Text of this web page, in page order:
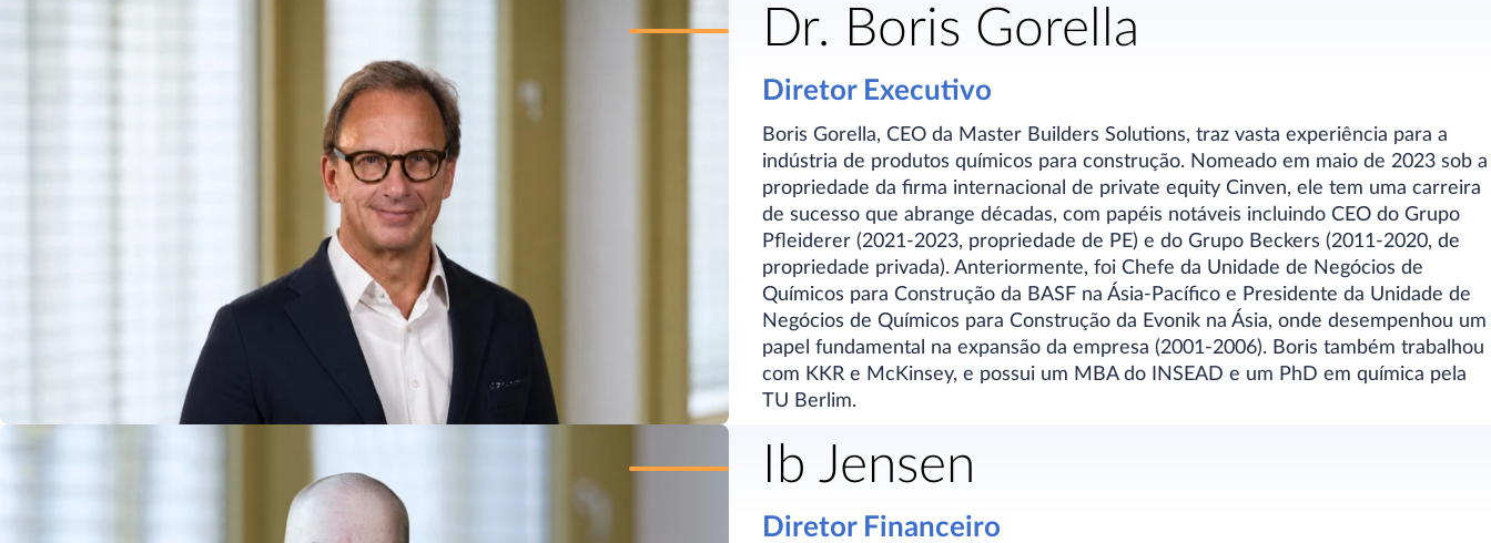
Dr. Boris Gorella
Diretor Executivo
Boris Gorella, CEO da Master Builders Solutions, traz vasta experiência para a
indústria de produtos químicos para construção. Nomeado em maio de 2023 sob a
propriedade da firma internacional de private equity Cinven, ele tem uma carreira
de sucesso que abrange décadas, com papéis notáveis incluindo CEO do Grupo
Pfleiderer (2021-2023, propriedade de PE) e do Grupo Beckers (2011-2020, de
propriedade privada). Anteriormente, foi Chefe da Unidade de Negócios de
Químicos para Construção da BASF na Ásia-Pacífico e Presidente da Unidade de
Negócios de Químicos para Construção da Evonik na Ásia, onde desempenhou um
papel fundamental na expansão da empresa (2001-2006). Boris também trabalhou
com KKR e McKinsey, e possui um MBA do INSEAD e um PhD em química pela
TU Berlim.
Ib Jensen
Diretor Financeiro